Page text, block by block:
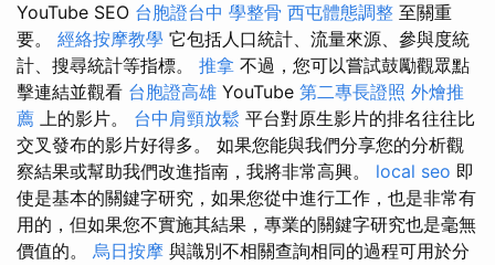
YouTube SEO 台胞證台中 學整骨 西屯體態調整 至關重
要。 經絡按摩教學 它包括人口統計、流量來源、參與度統
計、搜尋統計等指標。 推拿 不過，您可以嘗試鼓勵觀眾點
擊連結並觀看 台胞證高雄 YouTube 第二專長證照 外燴推
薦 上的影片。 台中肩頸放鬆 平台對原生影片的排名往往比
交叉發布的影片好得多。 如果您能與我們分享您的分析觀
察結果或幫助我們改進指南，我將非常高興。 local seo 即
使是基本的關鍵字研究，如果您從中進行工作，也是非常有
用的，但如果您不實施其結果，專業的關鍵字研究也是毫無
價值的。 烏日按摩 與識別不相關查詢相同的過程可用於分